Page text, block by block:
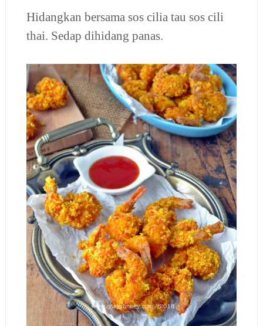
Hidangkan bersama sos cilia tau sos cili
thai. Sedap dihidang panas.